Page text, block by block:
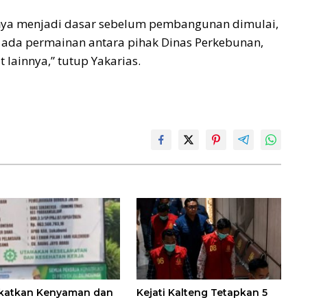
menjadi dasar sebelum pembangunan dimulai,
permainan antara pihak Dinas Perkebunan,
lainnya,” tutup Yakarias.
Kenyaman dan
Kejati Kalteng Tetapkan 5